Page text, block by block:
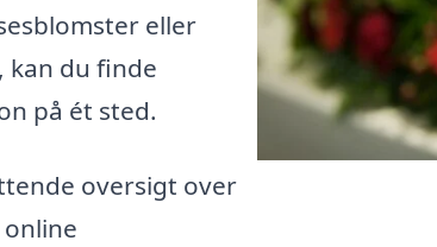
eller
kan du finde
på ét sted.
oversigt over